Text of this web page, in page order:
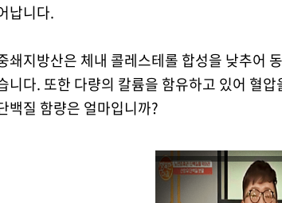
납니다.
쇄지방산은 체내 콜레스테롤 합성을 낮추어
니다. 또한 다량의 칼륨을 함유하고 있어 혈
백질 함량은 얼마입니까?